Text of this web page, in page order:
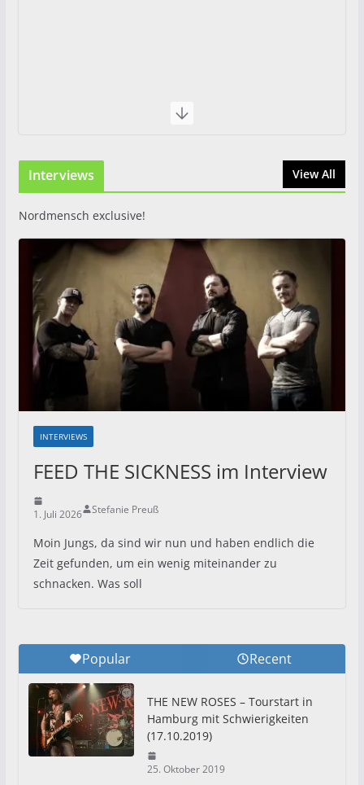
Interviews View All
Nordmensch exclusive!
INTERVIEWS
FEED THE SICKNESS im Interview
1. Juli 2026 Stefanie Preuß
Moin Jungs, da sind wir nun und haben endlich die
Zeit gefunden, um ein wenig miteinander zu
schnacken. Was soll
Popular Recent
THE NEW ROSES – Tourstart in
Hamburg mit Schwierigkeiten
(17.10.2019)
25. Oktober 2019